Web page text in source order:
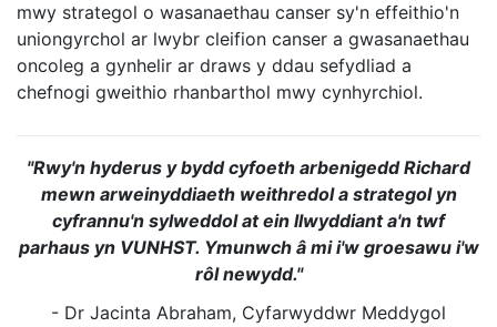
mwy strategol o wasanaethau canser sy'n effeithio'n
uniongyrchol ar lwybr cleifion canser a gwasanaethau
oncoleg a gynhelir ar draws y ddau sefydliad a
chefnogi gweithio rhanbarthol mwy cynhyrchiol.
"Rwy'n hyderus y bydd cyfoeth arbenigedd Richard
mewn arweinyddiaeth weithredol a strategol yn
cyfrannu'n sylweddol at ein llwyddiant a'n twf
parhaus yn VUNHST. Ymunwch â mi i'w groesawu i'w
rôl newydd."
- Dr Jacinta Abraham, Cyfarwyddwr Meddygol